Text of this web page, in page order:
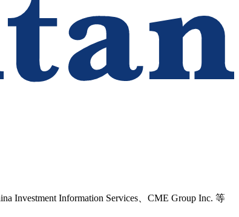
Information Services、CME Group Inc. 等